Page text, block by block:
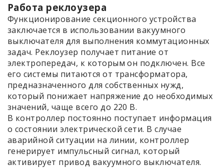
Работа реклоузера
Функционирование секционного устройства
заключается в использовании вакуумного
выключателя для выполнения коммутационных
задач. Реклоузер получает питание от
электропередач, к которым он подключен. Все
его системы питаются от трансформатора,
предназначенного для собственных нужд,
который понижает напряжение до необходимых
значений, чаще всего до 220 В.
В контроллер постоянно поступает информация
о состоянии электрической сети. В случае
аварийной ситуации на линии, контроллер
генерирует импульсный сигнал, который
активирует привод вакуумного выключателя.